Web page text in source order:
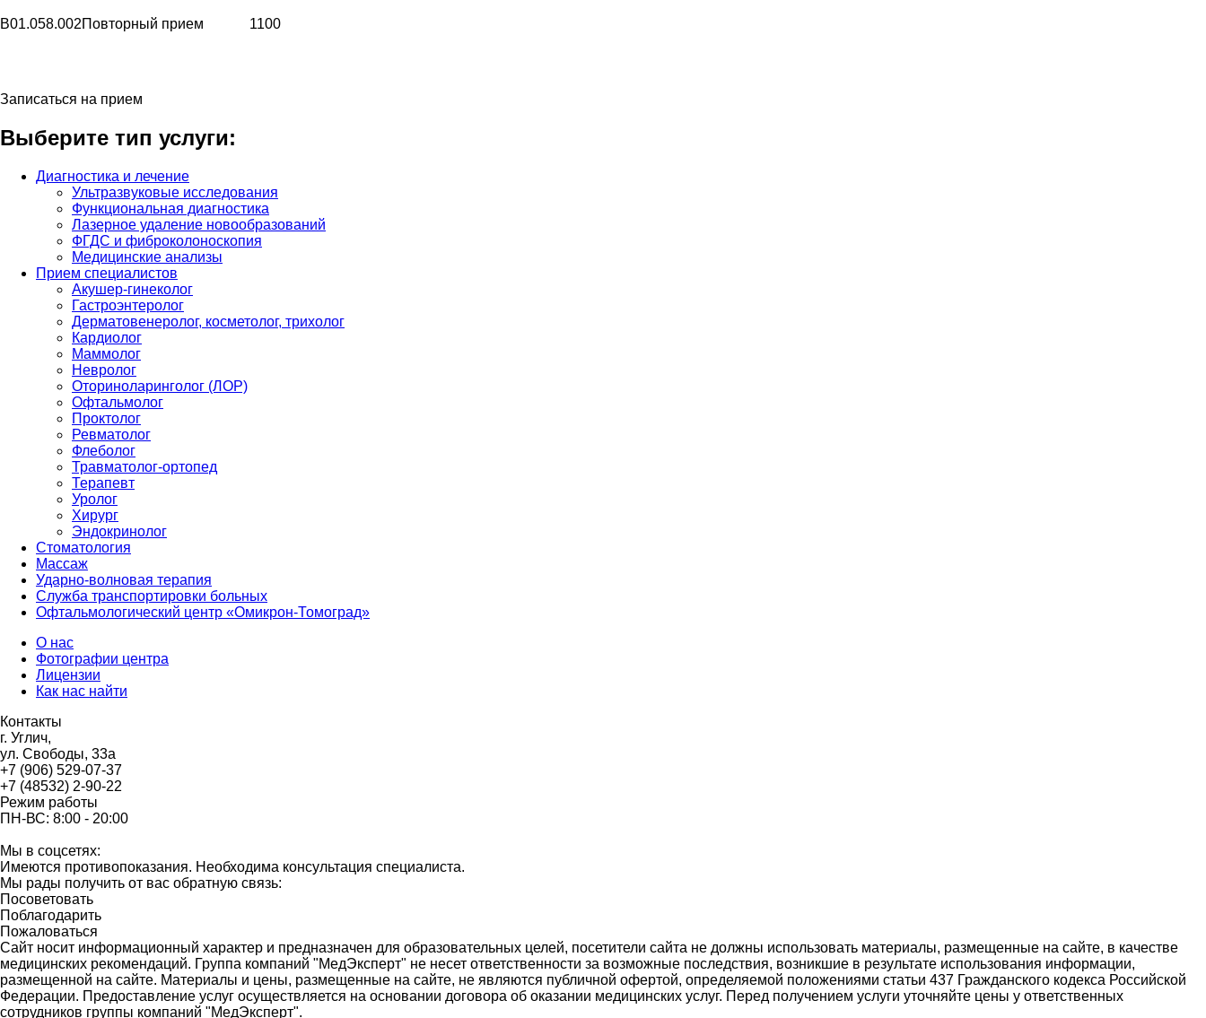
В01.058.002Повторный прием 1100
Записаться на прием
Выберите тип услуги:
Диагностика и лечение
Ультразвуковые исследования
Функциональная диагностика
Лазерное удаление новообразований
ФГДС и фиброколоноскопия
Медицинские анализы
Прием специалистов
Акушер-гинеколог
Гастроэнтеролог
Дерматовенеролог, косметолог, трихолог
Кардиолог
Маммолог
Невролог
Оториноларинголог (ЛОР)
Офтальмолог
Проктолог
Ревматолог
Флеболог
Травматолог-ортопед
Терапевт
Уролог
Хирург
Эндокринолог
Стоматология
Массаж
Ударно-волновая терапия
Служба транспортировки больных
Офтальмологический центр «Омикрон-Томоград»
О нас
Фотографии центра
Лицензии
Как нас найти
Контакты
г. Углич,
ул. Свободы, 33а
+7 (906) 529-07-37
+7 (48532) 2-90-22
Режим работы
ПН-ВС: 8:00 - 20:00
Мы в соцсетях:
Имеются противопоказания. Необходима консультация специалиста.
Мы рады получить от вас обратную связь:
Посоветовать
Поблагодарить
Пожаловаться
Сайт носит информационный характер и предназначен для образовательных целей, посетители сайта не должны использовать материалы, размещенные на сайте, в качестве
медицинских рекомендаций. Группа компаний "МедЭксперт" не несет ответственности за возможные последствия, возникшие в результате использования информации,
размещенной на сайте. Материалы и цены, размещенные на сайте, не являются публичной офертой, определяемой положениями статьи 437 Гражданского кодекса Российской
Федерации. Предоставление услуг осуществляется на основании договора об оказании медицинских услуг. Перед получением услуги уточняйте цены у ответственных
сотрудников группы компаний "МедЭксперт".